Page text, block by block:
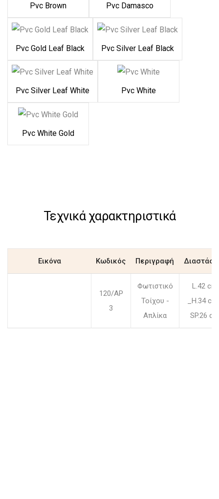
Pvc Brown Pvc Damasco
Pvc Gold Leaf Black Pvc Silver Leaf Black
Pvc Silver Leaf White Pvc White
Pvc White Gold
Τεχνικά χαρακτηριστικά
Εικόνα Κωδικός Περιγραφή
120/AP
3
Φωτιστικό
Τοίχου -
Απλίκα
L.42 cm
_H.34
SP.26 cm